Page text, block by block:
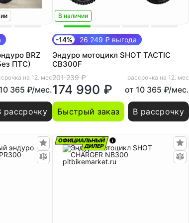
BRZ
ПТС)
на 12. мес
365 ₽/мес.
рассрочку
В наличии
-14% 26 249 ₽ выгода
Эндуро мотоцикл SHOT TACTIC
CB300F
201 239 ₽
174 990 ₽
рассрочка на 12. мес
от 10 365 ₽/мес.
Быстрый заказ В рассрочку